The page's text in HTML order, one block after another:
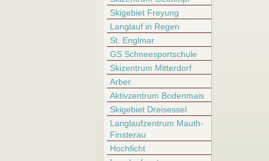
Skigebiet Freyung
Langlauf in Regen
St. Englmar
GS Schneesportschule
Skizentrum Mitterdorf
Arber
Aktivzentrum Bodenmais
Skigebiet Dreisessel
Langlaufzentrum Mauth-
Finsterau
Hochficht